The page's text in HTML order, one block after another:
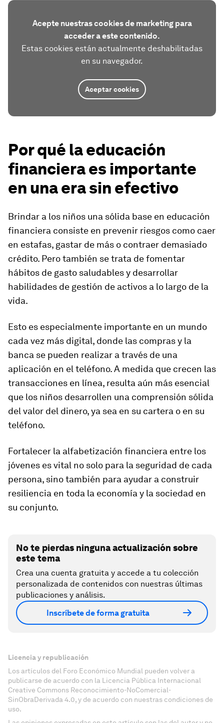
Acepte nuestras cookies de marketing para
acceder a este contenido.
Estas cookies están actualmente deshabilitadas
en su navegador.
Aceptar cookies
Por qué la educación
financiera es importante
en una era sin efectivo
Brindar a los niños una sólida base en educación
financiera consiste en prevenir riesgos como caer
en estafas, gastar de más o contraer demasiado
crédito. Pero también se trata de fomentar
hábitos de gasto saludables y desarrollar
habilidades de gestión de activos a lo largo de la
vida.
Esto es especialmente importante en un mundo
cada vez más digital, donde las compras y la
banca se pueden realizar a través de una
aplicación en el teléfono. A medida que crecen las
transacciones en línea, resulta aún más esencial
que los niños desarrollen una comprensión sólida
del valor del dinero, ya sea en su cartera o en su
teléfono.
Fortalecer la alfabetización financiera entre los
jóvenes es vital no solo para la seguridad de cada
persona, sino también para ayudar a construir
resiliencia en toda la economía y la sociedad en
su conjunto.
No te pierdas ninguna actualización sobre
este tema
Crea una cuenta gratuita y accede a tu colección
personalizada de contenidos con nuestras últimas
publicaciones y análisis.
Inscríbete de forma gratuita
Licencia y republicación
Los artículos del Foro Económico Mundial pueden volver a
publicarse de acuerdo con la Licencia Pública Internacional
Creative Commons Reconocimiento-NoComercial-
SinObraDerivada 4.0, y de acuerdo con nuestras condiciones de
uso.